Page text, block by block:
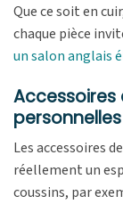
Que ce soit en
chaque pièce
un salon anglais
personnelles
Les accessoires
réellement un
coussins, par